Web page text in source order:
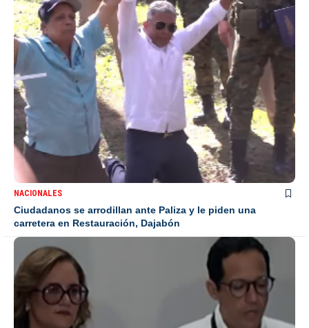
NACIONALES
Ciudadanos se arrodillan ante Paliza y le piden una
carretera en Restauración, Dajabón